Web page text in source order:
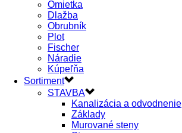
Omietka
Dlažba
Obrubník
Plot
Fischer
Náradie
Kúpeľňa
Sortiment
STAVBA
Kanalizácia a odvodnenie
Základy
Murované steny